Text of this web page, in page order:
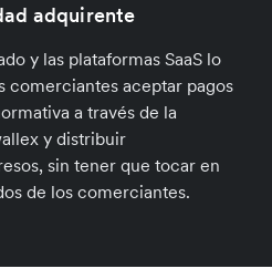
adquirente
y las plataformas SaaS lo
comerciantes aceptar pagos
a través de la
y distribuir
sin tener que tocar en
de los comerciantes.